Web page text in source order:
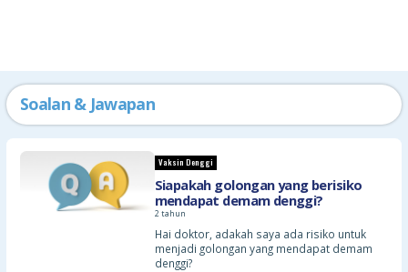
Soalan & Jawapan
Vaksin Denggi
Siapakah golongan yang berisiko
mendapat demam denggi?
2 tahun
Hai doktor, adakah saya ada risiko untuk
menjadi golongan yang mendapat demam
denggi?